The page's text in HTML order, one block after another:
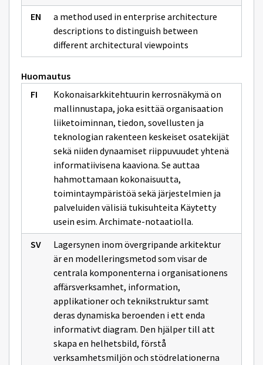
a method used in enterprise architecture
descriptions to distinguish between
different architectural viewpoints
Huomautus
Kokonaisarkkitehtuurin kerrosnäkymä on
mallinnustapa, joka esittää organisaation
liiketoiminnan, tiedon, sovellusten ja
teknologian rakenteen keskeiset osatekijät
sekä niiden dynaamiset riippuvuudet yhtenä
informatiivisena kaaviona. Se auttaa
hahmottamaan kokonaisuutta,
toimintaympäristöä sekä järjestelmien ja
palveluiden välisiä tukisuhteita Käytetty
usein esim. Archimate-notaatiolla.
Lagersynen inom övergripande arkitektur
är en modelleringsmetod som visar de
centrala komponenterna i organisationens
affärsverksamhet, information,
applikationer och teknikstruktur samt
deras dynamiska beroenden i ett enda
informativt diagram. Den hjälper till att
skapa en helhetsbild, förstå
verksamhetsmiljön och stödrelationerna